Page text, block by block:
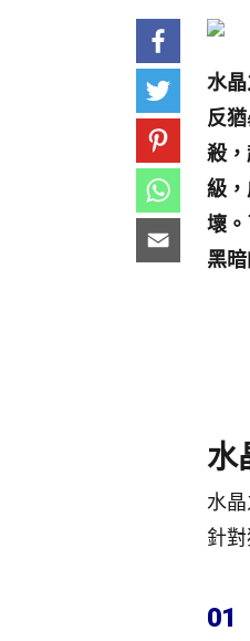
水
反
殺
級
壞
黑
水
水
針
01